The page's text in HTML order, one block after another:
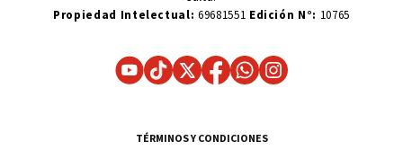
Propiedad Intelectual: 69681551 Edición N°: 10765
TÉRMINOS Y CONDICIONES